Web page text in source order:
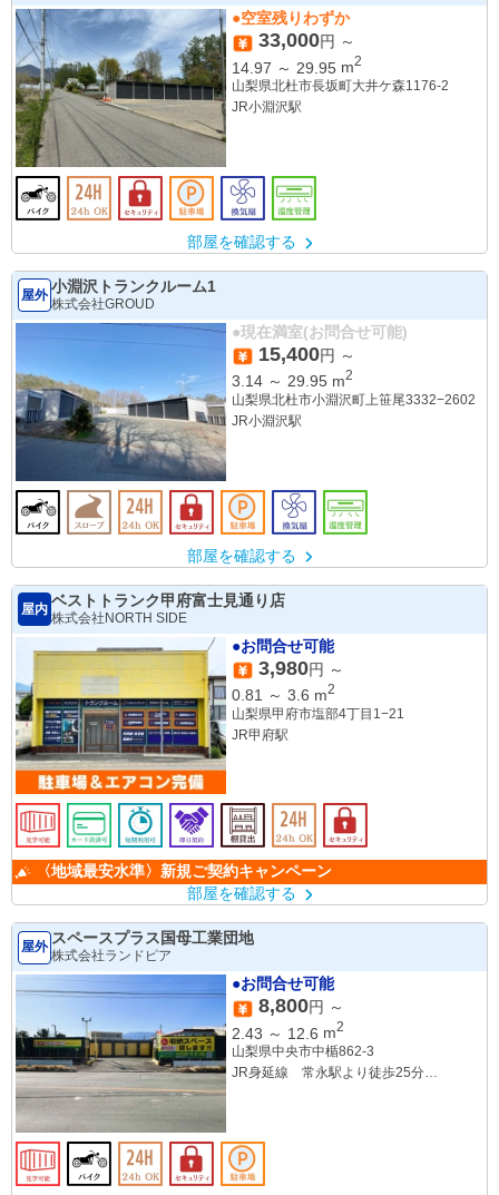
●空室残りわずか
33,000円 ～
14.97 ～ 29.95 m2
山梨県北杜市長坂町大井ケ森1176-2
JR小淵沢駅
部屋を確認する
屋外 小淵沢トランクルーム1
株式会社GROUD
●現在満室(お問合せ可能)
15,400円 ～
3.14 ～ 29.95 m2
山梨県北杜市小淵沢町上笹尾3332−2602
JR小淵沢駅
部屋を確認する
屋内
ベストトランク甲府富士見通り店
株式会社NORTH SIDE
●お問合せ可能
3,980円 ～
0.81
～ 3.6 m2
山梨県甲府市塩部4丁目1−21
JR甲府駅
〈地域最安水準〉新規ご契約キャンペーン
部屋を確認する
屋外 スペースプラス国母工業団地
株式会社ランドピア
●お問合せ可能
8,800円 ～
2.43 ～ 12.6 m2
山梨県中央市中楯862-3
JR身延線 常永駅より徒歩25分